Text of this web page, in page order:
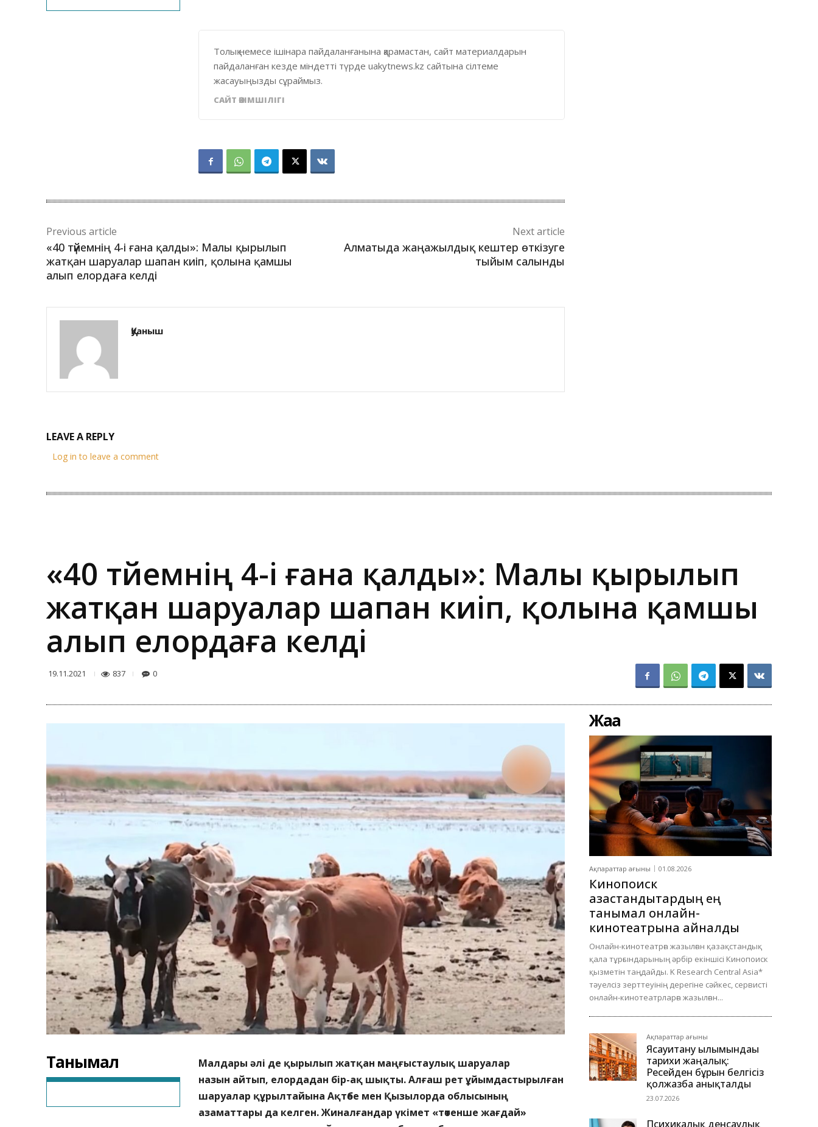
Толық немесе ішінара пайдаланғанына қарамастан, сайт материалдарын
пайдаланған кезде міндетті түрде uakytnews.kz сайтына сілтеме
жасауыңызды сұраймыз.
САЙТ ӘКІМШІЛІГІ
Previous article
«40 түйемнің 4-і ғана қалды»: Малы қырылып
жатқан шаруалар шапан киіп, қолына қамшы
алып елордаға келді
Next article
Алматыда жаңажылдық кештер өткізуге
тыйым салынды
Қуаныш
LEAVE A REPLY
Log in to leave a comment